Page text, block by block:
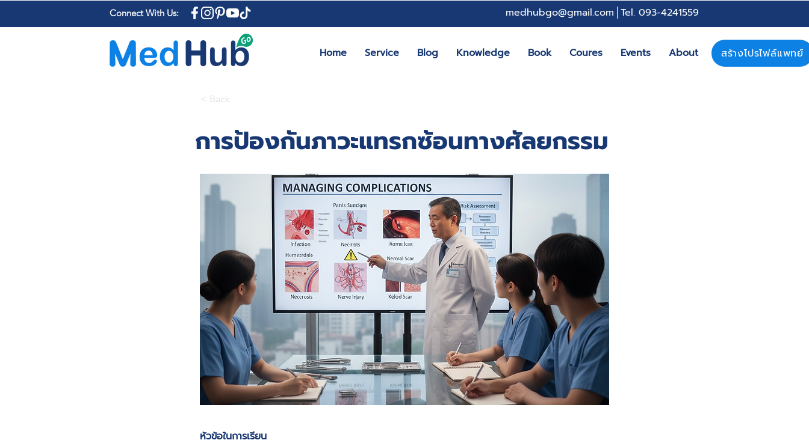
Connect With Us: medhubgo@gmail.com │Tel. 093-4241559
Home Service Blog Knowledge Book Coures Events About สร้างโปรไฟล์แพทย์
< Back
การป้องกันภาวะแทรกซ้อนทางศัลยกรรม
หัวข้อในการเรียน